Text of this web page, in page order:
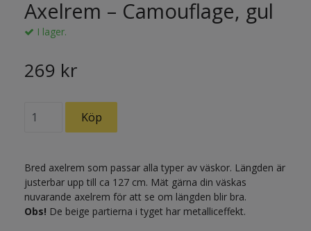
Axelrem – Camouflage, gul
I lager.
269 kr
Bred axelrem som passar alla typer av väskor. Längden är
justerbar upp till ca 127 cm. Mät gärna din väskas
nuvarande axelrem för att se om längden blir bra.
Obs! De beige partierna i tyget har metalliceffekt.